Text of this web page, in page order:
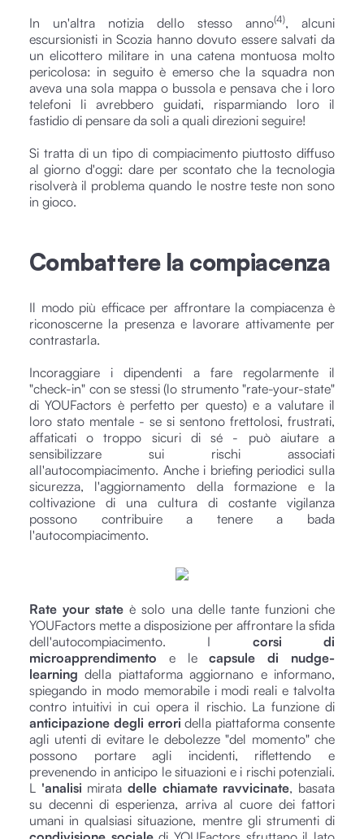
In un'altra notizia dello stesso anno(4), alcuni
escursionisti in Scozia hanno dovuto essere salvati da
un elicottero militare in una catena montuosa molto
pericolosa: in seguito è emerso che la squadra non
aveva una sola mappa o bussola e pensava che i loro
telefoni li avrebbero guidati, risparmiando loro il
fastidio di pensare da soli a quali direzioni seguire!
Si tratta di un tipo di compiacimento piuttosto diffuso
al giorno d'oggi: dare per scontato che la tecnologia
risolverà il problema quando le nostre teste non sono
in gioco.
Combattere la compiacenza
Il modo più efficace per affrontare la compiacenza è
riconoscerne la presenza e lavorare attivamente per
contrastarla.
Incoraggiare i dipendenti a fare regolarmente il
"check-in" con se stessi (lo strumento "rate-your-state"
di YOUFactors è perfetto per questo) e a valutare il
loro stato mentale - se si sentono frettolosi, frustrati,
affaticati o troppo sicuri di sé - può aiutare a
sensibilizzare sui rischi associati
all'autocompiacimento. Anche i briefing periodici sulla
sicurezza, l'aggiornamento della formazione e la
coltivazione di una cultura di costante vigilanza
possono contribuire a tenere a bada
l'autocompiacimento.
Rate your state è solo una delle tante funzioni che
YOUFactors mette a disposizione per affrontare la sfida
dell'autocompiacimento. I corsi di
microapprendimento e lecapsule di nudge-
learning della piattaforma aggiornano e informano,
spiegando in modo memorabile i modi reali e talvolta
contro intuitivi in cui opera il rischio. La funzione di
anticipazione degli errori della piattaforma consente
agli utenti di evitare le debolezze "del momento" che
possono portare agli incidenti, riflettendo e
prevenendo in anticipo le situazioni e i rischi potenziali.
L 'analisi miratadelle chiamate ravvicinate, basata
su decenni di esperienza, arriva al cuore dei fattori
umani in qualsiasi situazione, mentre gli strumenti di